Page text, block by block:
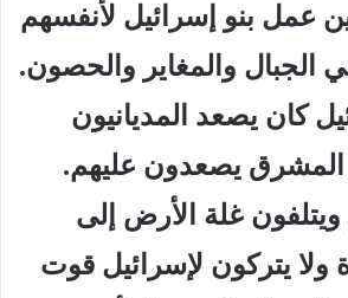
عمل بنو إسرائيل لأنفسهم
الجبال والمغاير والحصون.
كان يصعد المديانيون
المشرق يصعدون عليهم.
ويتلفون غلة الأرض إلى
ولا يتركون لإسرائيل قوت